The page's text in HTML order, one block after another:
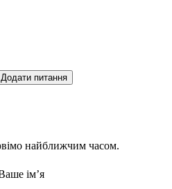
питання
найближчим часом.
ім’я